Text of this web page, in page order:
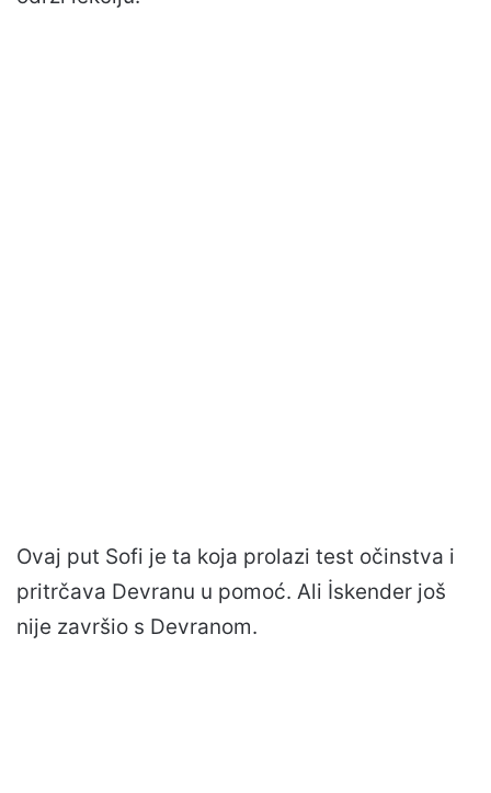
Ovaj put Sofi je ta koja prolazi test očinstva i
pritrčava Devranu u pomoć. Ali İskender još
nije završio s Devranom.